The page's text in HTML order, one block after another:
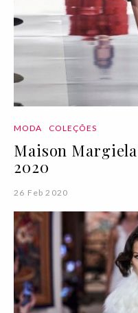
MODA COLEÇÕES
Maison
2020
26 Feb 2020